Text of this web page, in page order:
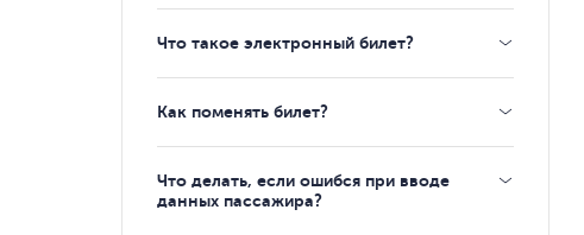
Что такое электронный билет?
Как поменять билет?
Что делать, если ошибся при вводе
данных пассажира?